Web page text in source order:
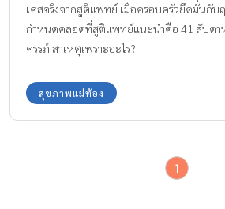
เคสจริงจากสูติแพทย์ เมื่อครอบครัวยึดมั่นกับ
กำหนดคลอดที่สูติแพทย์แนะนำคือ 41 สัปดา
ครรภ์ สาเหตุเพราะอะไร?
สุขภาพแม่ท้อง
1